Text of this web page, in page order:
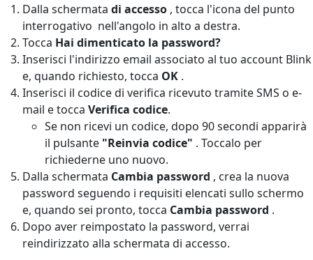
Dalla schermata di accesso , tocca l'icona del punto
interrogativo nell'angolo in alto a destra.
Tocca Hai dimenticato la password?
Inserisci l'indirizzo email associato al tuo account Blink
e, quando richiesto, tocca OK .
Inserisci il codice di verifica ricevuto tramite SMS o e-
mail e tocca Verifica codice.
Se non ricevi un codice, dopo 90 secondi apparirà
il pulsante "Reinvia codice" . Toccalo per
richiederne uno nuovo.
Dalla schermata Cambia password , crea la nuova
password seguendo i requisiti elencati sullo schermo
e, quando sei pronto, tocca Cambia password .
Dopo aver reimpostato la password, verrai
reindirizzato alla schermata di accesso.